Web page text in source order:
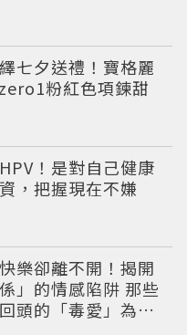
七夕送禮！寶格麗
粉紅色項鍊甜
！是對自己健康
，把握現在不嫌
樂卻離不開！揭開
」的情感陷阱 那些
頭的「毒愛」為何